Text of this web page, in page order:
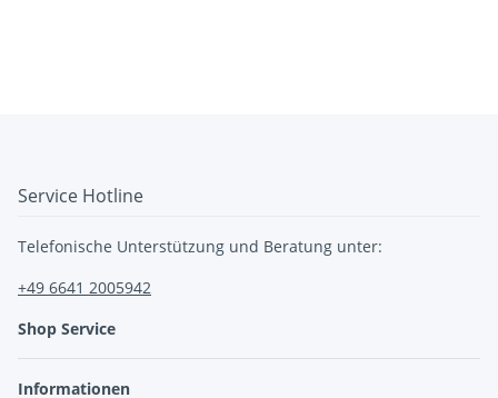
Service Hotline
Telefonische Unterstützung und Beratung unter:
+49 6641 2005942
Shop Service
Informationen